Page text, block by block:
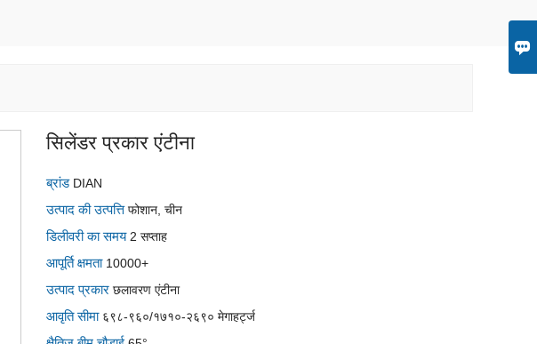

सिलेंडर प्रकार एंटीना
ब्रांड DIAN
उत्पाद की उत्पत्तिफोशान, चीन
डिलीवरी का समय 2 सप्ताह
आपूर्ति क्षमता 10000+
उत्पाद प्रकारछलावरण एंटीना
आवृति सीमा ६९८-९६०/१७१०-२६९० मेगाहर्ट्ज